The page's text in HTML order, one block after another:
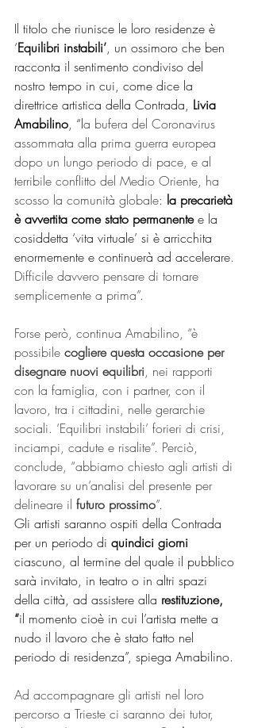
Il titolo che riunisce le loro residenze è
‘Equilibri instabili’, un ossimoro che ben
racconta il sentimento condiviso del
nostro tempo in cui, come dice la
direttrice artistica della Contrada, Livia
Amabilino, “la bufera del Coronavirus
assommata alla prima guerra europea
dopo un lungo periodo di pace, e al
terribile conflitto del Medio Oriente, ha
scosso la comunità globale: la precarietà
è avvertita come stato permanente e la
cosiddetta ‘vita virtuale’ si è arricchita
enormemente e continuerà ad accelerare.
Difficile davvero pensare di tornare
semplicemente a prima”.
Forse però, continua Amabilino, “è
possibile cogliere questa occasione per
disegnare nuovi equilibri, nei rapporti
con la famiglia, con i partner, con il
lavoro, tra i cittadini, nelle gerarchie
sociali. ‘Equilibri instabili’ forieri di crisi,
inciampi, cadute e risalite”. Perciò,
conclude, “abbiamo chiesto agli artisti di
lavorare su un’analisi del presente per
delineare il futuro prossimo”.
Gli artisti saranno ospiti della Contrada
per un periodo di quindici giorni
ciascuno, al termine del quale il pubblico
sarà invitato, in teatro o in altri spazi
della città, ad assistere alla restituzione,
“il momento cioè in cui l’artista mette a
nudo il lavoro che è stato fatto nel
periodo di residenza”, spiega Amabilino.
Ad accompagnare gli artisti nel loro
percorso a Trieste ci saranno dei tutor,